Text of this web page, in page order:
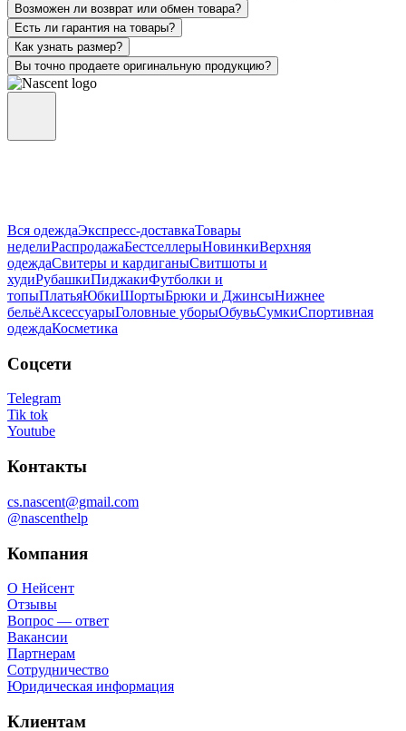
Возможен ли возврат или обмен товара?
Есть ли гарантия на товары?
Как узнать размер?
Вы точно продаете оригинальную продукцию?
Вся одеждаЭкспресс-доставкаТовары
неделиРаспродажаБестселлерыНовинкиВерхняя
одеждаСвитеры и кардиганыСвитшоты и
худиРубашкиПиджакиФутболки и
топыПлатьяЮбкиШортыБрюки и ДжинсыНижнее
бельёАксессуарыГоловные уборыОбувьСумкиСпортивная
одеждаКосметика
Соцсети
Telegram
Tik tok
Youtube
Контакты
cs.nascent@gmail.com
@nascenthelp
Компания
О Нейсент
Отзывы
Вопрос — ответ
Вакансии
Партнерам
Сотрудничество
Юридическая информация
Клиентам